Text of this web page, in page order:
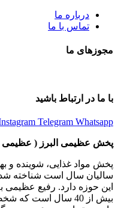
درباره ما
تماس با ما
مجوزهای ما
با ما در ارتباط باشید
Telegram Whatsapp
پخش عظیمی البرز (
پخش مواد غذایی، شوینده و
سالیان سال است شناخته
این حوزه دارد. رفیع
بیش از 40 سال است